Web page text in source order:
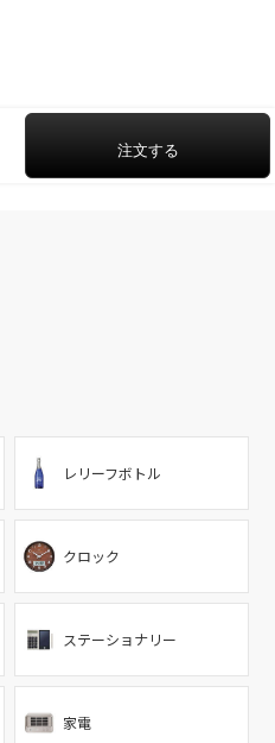
レリーフボトル
クロック
ステーショナリー
家電